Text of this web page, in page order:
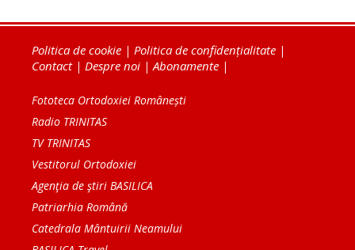
Politica de cookie | Politica de confidențialitate |
Contact| Despre noi |Abonamente |
Fototeca Ortodoxiei Românești
Radio TRINITAS
TV TRINITAS
Vestitorul Ortodoxiei
Agenţia de ştiri BASILICA
Patriarhia Română
Catedrala Mântuirii Neamului